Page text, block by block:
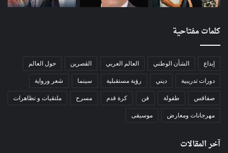
كلمات مفتاحية
إبداع الشأن الوطني العالم العربي الڨصرين حول العالم
دورات تدريبية ديني رؤية مستقبلية سينما شعر ورواية
صفاقس طفولة فن كرة قدم مسرح ملتقيات و تظاهرات
مهرجانات ومعارض موسيقى
آخر المقالات